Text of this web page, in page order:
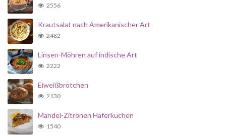
2556
Krautsalat nach Amerikanischer Art
2482
Linsen-Möhren auf indische Art
2222
Eiweißbrötchen
2130
Mandel-Zitronen Haferkuchen
1540